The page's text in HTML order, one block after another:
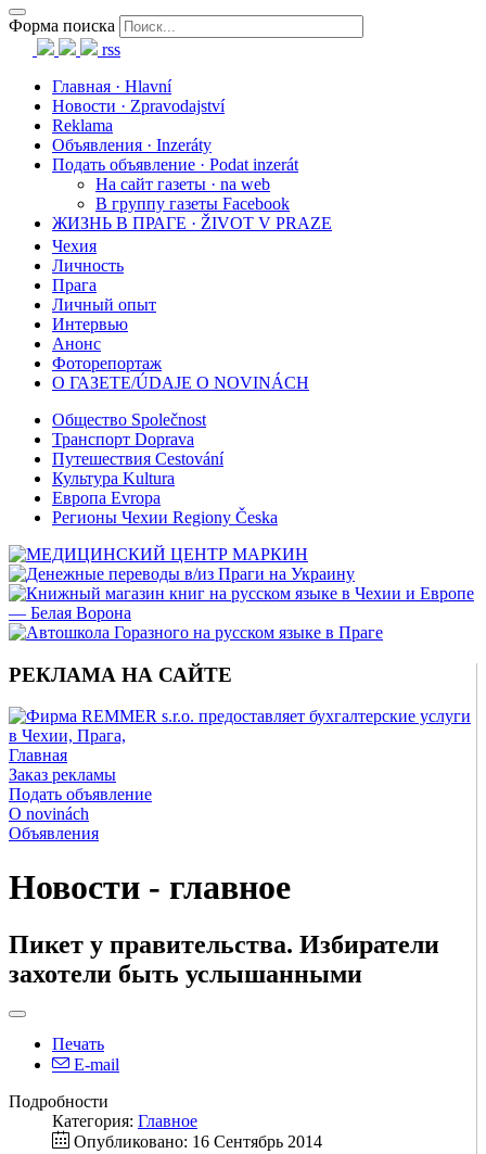
Форма поиска
rss
Главная · Hlavní
Новости · Zpravodajství
Reklama
Объявления · Inzeráty
Подать объявление · Podat inzerát
На сайт газеты · na web
В группу газеты Facebook
ЖИЗНЬ В ПРАГЕ · ŽIVOT V PRAZE
Чехия
Личность
Прага
Личный опыт
Интервью
Анонс
Фоторепортаж
О ГАЗЕТЕ/ÚDAJE O NOVINÁCH
Общество Společnost
Транспорт Doprava
Путешествия Cestování
Культура Kultura
Европа Evropa
Регионы Чехии Regiony Česka
РЕКЛАМА НА САЙТЕ
Главная
Заказ рекламы
Подать объявление
O novinách
Объявления
Новости - главное
Пикет у правительства. Избиратели
захотели быть услышанными
Печать
E-mail
Подробности
Категория: Главное
Опубликовано: 16 Сентябрь 2014